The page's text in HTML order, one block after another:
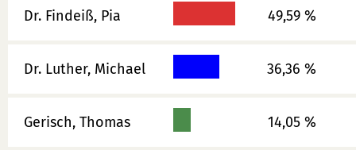
Dr. Findeiß, Pia 49,59 %
Dr. Luther, Michael 36,36 %
Gerisch, Thomas 14,05 %